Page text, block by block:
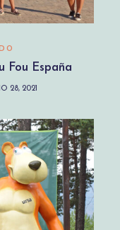
Fou España
28, 2021